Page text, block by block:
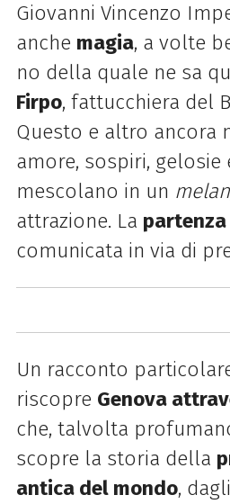
Giovanni Vincenzo
anche magia, a volte
no della quale ne sa
Firpo, fattucchiera del
Questo e altro ancora
amore, sospiri, gelosie
mescolano in un
attrazione. La partenza
comunicata in via di
Un racconto
riscopre Genova
che, talvolta
scopre la storia della
antica del mondo,